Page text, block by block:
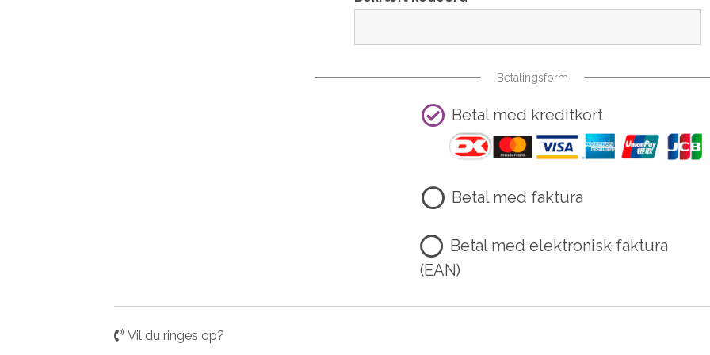
Betalingsform
Betal med kreditkort
Betal med faktura
Betal med elektronisk faktura
(EAN)
Vil du ringes op?